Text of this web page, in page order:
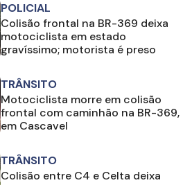
POLICIAL
Colisão frontal na BR-369 deixa
motociclista em estado
gravíssimo; motorista é preso
TRÂNSITO
Motociclista morre em colisão
frontal com caminhão na BR-369,
em Cascavel
TRÂNSITO
Colisão entre C4 e Celta deixa